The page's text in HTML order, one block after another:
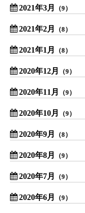
2021年3月 （9）
2021年2月 （8）
2021年1月 （8）
2020年12月 （9）
2020年11月 （9）
2020年10月 （9）
2020年9月 （8）
2020年8月 （9）
2020年7月 （9）
2020年6月 （9）